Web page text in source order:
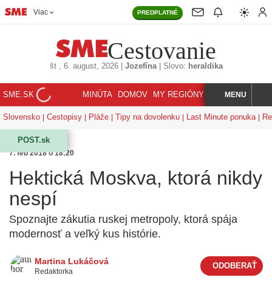
Viac PREDPLATNÉ
Cestovanie
št, 6. august, 2026| Jozefína| Slovo: heraldika
SME.SK MINÚTA DOMOV MY REGIÓNY KORZÁR
HĽADAJMENU
Slovensko Cestopisy Pláže Tipy na dovolenku Last Minute ponuka
POST.sk
7. feb 2018 o 18:20
Hektická Moskva, ktorá nikdy
nespí
Spoznajte zákutia ruskej metropoly, ktorá spája
modernosť a veľký kus histórie.
Martina Lukáčová
Redaktorka